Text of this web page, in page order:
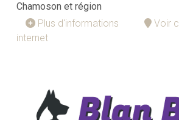
Chamoson et région
Plus d'informations
Voir
internet